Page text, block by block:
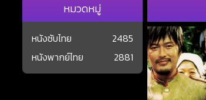
หมวดหมู่
หนังซับไทย
2485
หนังพากย์ไทย
2881